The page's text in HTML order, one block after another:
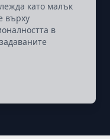
като малък
върху
в